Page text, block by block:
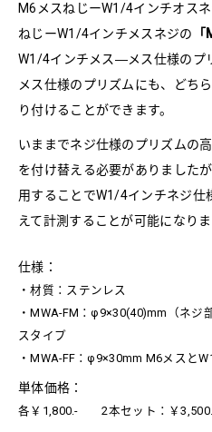
M6メスねじーW1/4インチオス
ねじーW1/4インチメスネジの
W1/4インチメス―メス仕様のプ
メス仕様のプリズムにも、どち
り付けることができます。
いままでネジ仕様のプリズムの
を付け替える必要がありました
用することでW1/4インチネジ仕
えて計測することが可能になりま
仕様：
・材質：ステンレス
・MWA-FM：φ9×30(40)mm（ネジ
スタイプ
・MWA-FF：φ9×30mm M6メスと
単体価格：
各￥1,800.- 2本セット：￥